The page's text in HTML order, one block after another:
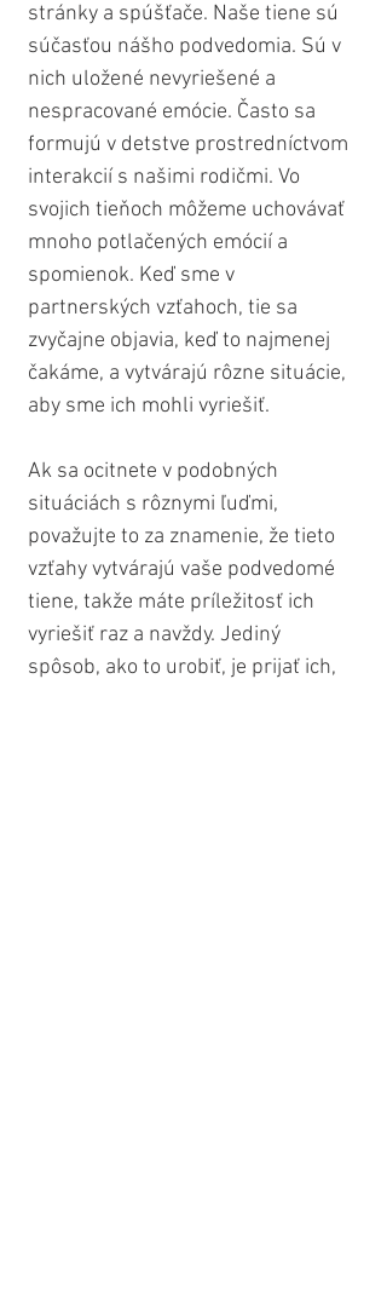
stránky a spúšťače. Naše tiene sú
súčasťou nášho podvedomia. Sú v
nich uložené nevyriešené a
nespracované emócie. Často sa
formujú v detstve prostredníctvom
interakcií s našimi rodičmi. Vo
svojich tieňoch môžeme uchovávať
mnoho potlačených emócií a
spomienok. Keď sme v
partnerských vzťahoch, tie sa
zvyčajne objavia, keď to najmenej
čakáme, a vytvárajú rôzne situácie,
aby sme ich mohli vyriešiť.
Ak sa ocitnete v podobných
situáciách s rôznymi ľuďmi,
považujte to za znamenie, že tieto
vzťahy vytvárajú vaše podvedomé
tiene, takže máte príležitosť ich
vyriešiť raz a navždy. Jediný
spôsob, ako to urobiť, je prijať ich,